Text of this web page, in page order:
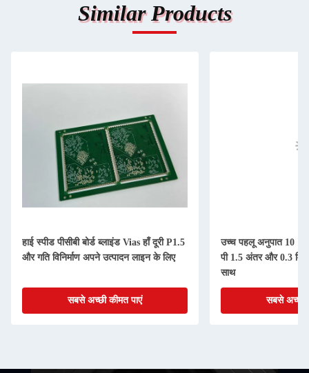
Similar Products
हाई स्पीड पीसीबी बोर्ड ब्लाइंड Vias हाँ दूरी P1.5
और गति विनिर्माण अपने उत्पादन लाइन के लिए
सबसे अच्छी कीमत पाएं
उच्च पहलू अनुपात 10 1
पी 1.5 अंतर और 0.3
साथ
सबसे अच्छी